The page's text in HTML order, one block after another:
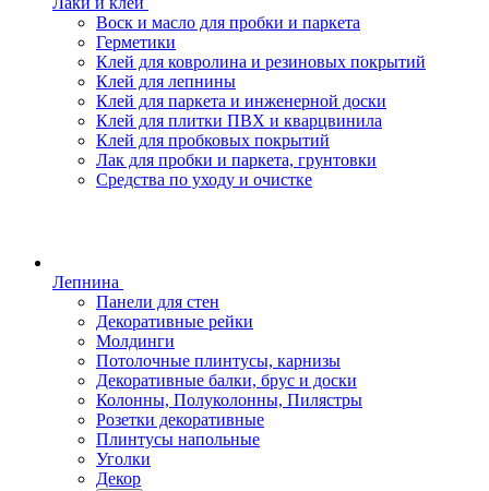
Воск и масло для пробки и паркета
Герметики
Клей для ковролина и резиновых покрытий
Клей для лепнины
Клей для паркета и инженерной доски
Клей для плитки ПВХ и кварцвинила
Клей для пробковых покрытий
Лак для пробки и паркета, грунтовки
Средства по уходу и очистке
Лепнина
Панели для стен
Декоративные рейки
Молдинги
Потолочные плинтусы, карнизы
Декоративные балки, брус и доски
Колонны, Полуколонны, Пилястры
Розетки декоративные
Плинтусы напольные
Уголки
Декор